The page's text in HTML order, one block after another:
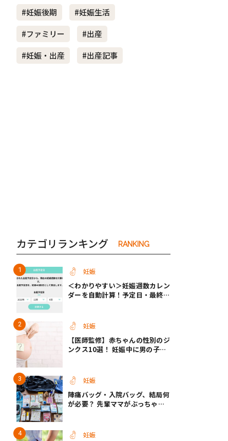
夫婦 #産休
#妊娠後期
#妊娠生活
#ファミリー
#出産
#妊娠・出産
#出産記事
カテゴリランキング RANKING
妊娠
＜わかりやすい＞妊娠週数カレン
ダーを自動計算！予定日・最終生
妊娠
【医師監修】赤ちゃんの性別のジ
ンクス10選！ 妊娠中に男の子・
妊娠
陣痛バッグ・入院バッグ、結局何
が必要？ 先輩ママがぶっちゃけ
妊娠